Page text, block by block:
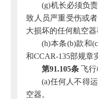
(g)机长必须负
致人员严重受伤或
大损坏的任何航空
(h)本条(b)款和
和CCAR-135部规章
第91.105条 飞行
(a)任何人不得
空器。